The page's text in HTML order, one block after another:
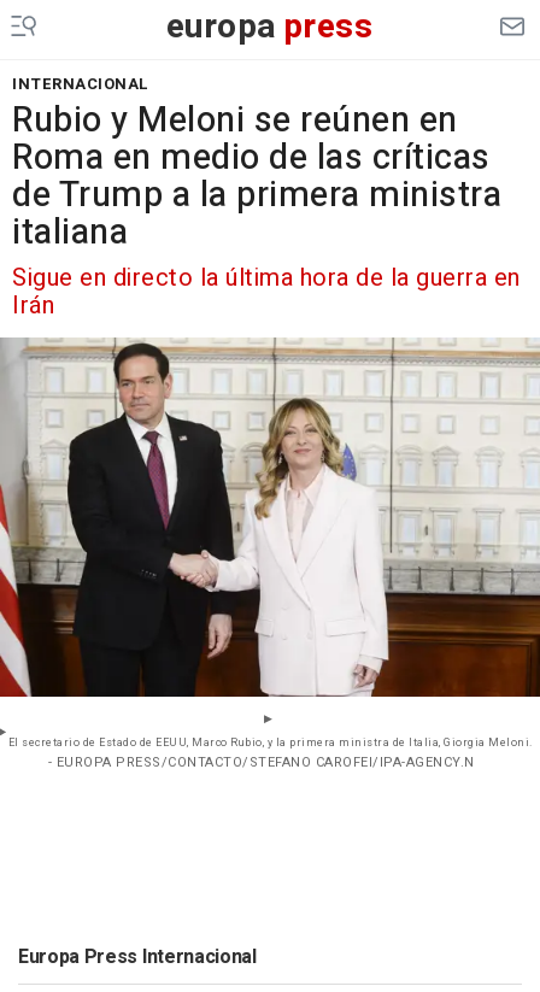
europa press
INTERNACIONAL
Rubio y Meloni se reúnen en
Roma en medio de las críticas
de Trump a la primera ministra
italiana
Sigue en directo la última hora de la guerra en
Irán
El secretario de Estado de EEUU, Marco Rubio, y la primera ministra de Italia, Giorgia Meloni.
- EUROPA PRESS/CONTACTO/STEFANO CAROFEI/IPA-AGENCY.N
Europa Press Internacional